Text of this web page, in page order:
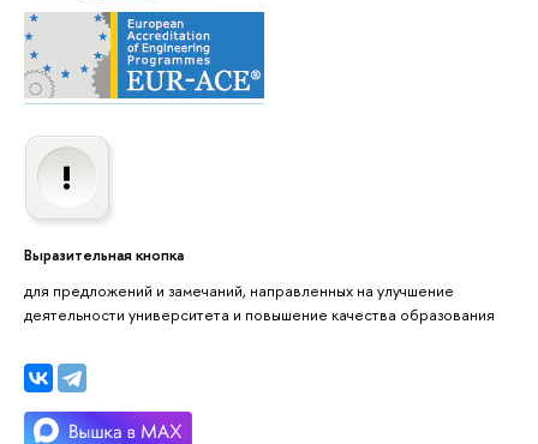
Выразительная кнопка
для предложений и замечаний, направленных на улучшение
деятельности университета и повышение качества образования